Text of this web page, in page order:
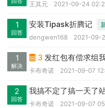
王其元 2021-09-24
1
回答
安装Tipask折腾记
dengwen168
2021-09-
1
解决
3 发红包有偿求组
卡布奇诺
2021-09-07
2
回答
我搞不定了搞一天了
卡布奇诺
2021-09-07